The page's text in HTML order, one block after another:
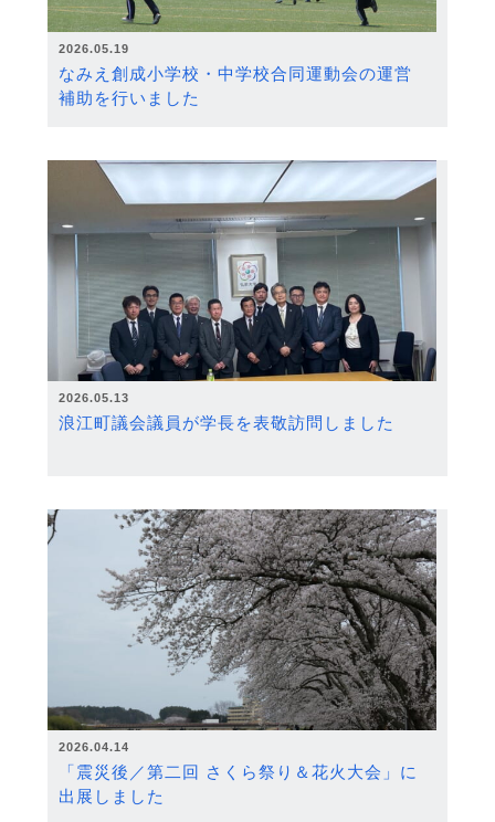
2026.05.19
なみえ創成小学校・中学校合同運動会の運営
補助を行いました
2026.05.13
浪江町議会議員が学長を表敬訪問しました
2026.04.14
「震災後／第二回 さくら祭り＆花火大会」に
出展しました